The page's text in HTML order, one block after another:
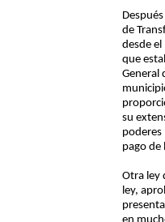
de
desde
que
General
su
poderes
pago de
Otra ley
ley,